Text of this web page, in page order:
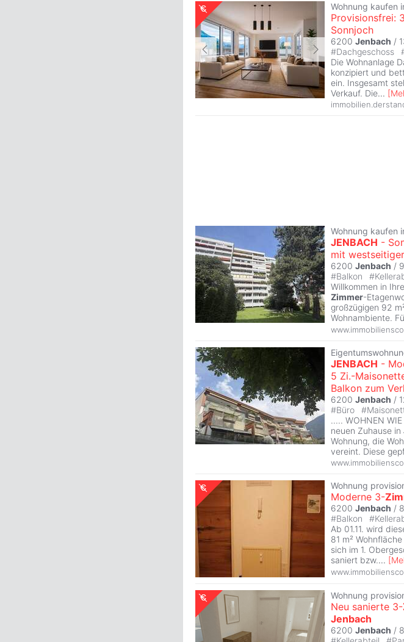
Wohnung kaufen
Provisionsfrei:
Sonnjoch
6200 Jenbach /
#Dachgeschoss
Die Wohnanlage
konzipiert und
ein. Insgesamt
Verkauf. Die... [
Wohnung kaufen
JENBACH -
mit
6200 Jenbach /
#Balkon #
Willkommen in
Zimmer-
großzügigen 92
Wohnambiente.
JENBACH -
5 Zi.-
Balkon zum
6200 Jenbach /
#Büro #
..... WOHNEN
neuen Zuhause in
Wohnung, die
vereint. Diese
Wohnung
Moderne 3-
6200 Jenbach /
#Balkon #
Ab 01.11. wird
81 m² Wohnfläche
sich im 1.
saniert bzw.... [
Wohnung
Neu sanierte 3-
Jenbach
6200 Jenbach /